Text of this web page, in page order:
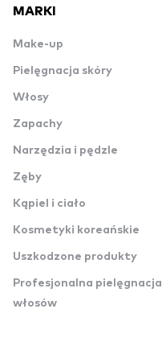
MARKI
Make-up
Pielęgnacja skóry
Włosy
Zapachy
Narzędzia i pędzle
Zęby
Kąpiel i ciało
Kosmetyki koreańskie
Uszkodzone produkty
Profesjonalna pielęgnacja
włosów